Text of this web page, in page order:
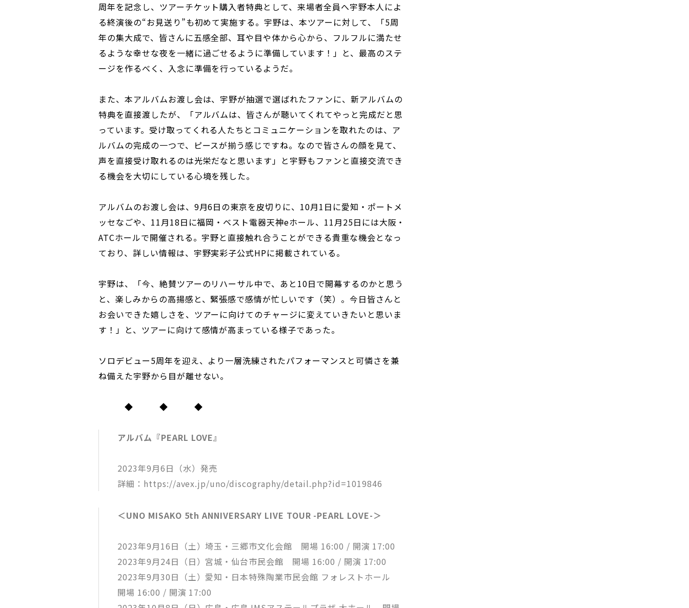
周年を記念し、ツアーチケット購入者特典として、来場者全員へ宇野本人によ
る終演後の“お見送り”も初めて実施する。宇野は、本ツアーに対して、「5周
年の集大成で、皆さんに五感全部、耳や目や体から心から、フルフルに満たせ
るような幸せな夜を一緒に過ごせるように準備しています！」と、最高のステ
ージを作るべく、入念に準備を行っているようだ。
また、本アルバムお渡し会は、宇野が抽選で選ばれたファンに、新アルバムの
特典を直接渡したが、「アルバムは、皆さんが聴いてくれてやっと完成だと思
っています。受け取ってくれる人たちとコミュニケーションを取れたのは、ア
ルバムの完成の一つで、ピースが揃う感じですね。なので皆さんの顔を見て、
声を直接受け取れるのは光栄だなと思います」と宇野もファンと直接交流でき
る機会を大切にしている心境を残した。
アルバムのお渡し会は、9月6日の東京を皮切りに、10月1日に愛知・ポートメ
ッセなごや、11月18日に福岡・ベスト電器天神eホール、11月25日には大阪・
ATCホールで開催される。宇野と直接触れ合うことができる貴重な機会となっ
ており、詳しい情報は、宇野実彩子公式HPに掲載されている。
宇野は、「今、絶賛ツアーのリハーサル中で、あと10日で開幕するのかと思う
と、楽しみからの高揚感と、緊張感で感情が忙しいです（笑）。今日皆さんと
お会いできた嬉しさを、ツアーに向けてのチャージに変えていきたいと思いま
す！」と、ツアーに向けて感情が高まっている様子であった。
ソロデビュー5周年を迎え、より一層洗練されたパフォーマンスと可憐さを兼
ね備えた宇野から目が離せない。
◆ ◆ ◆
アルバム『PEARL LOVE』
2023年9月6日（水）発売
詳細：https://avex.jp/uno/discography/detail.php?id=1019846
＜UNO MISAKO 5th ANNIVERSARY LIVE TOUR -PEARL LOVE-＞
2023年9月16日（土）埼玉・三郷市文化会館 開場 16:00 / 開演 17:00
2023年9月24日（日）宮城・仙台市民会館 開場 16:00 / 開演 17:00
2023年9月30日（土）愛知・日本特殊陶業市民会館 フォレストホール
開場 16:00 / 開演 17:00